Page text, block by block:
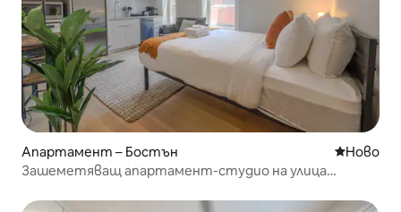
Апартамент – Бостън Ново
Ново
Зашеметяващ апартамент-студио на улица